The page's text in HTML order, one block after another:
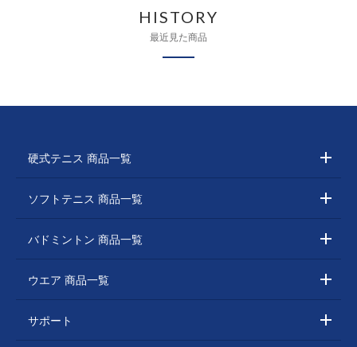
HISTORY
最近見た商品
硬式テニス 商品一覧
ソフトテニス 商品一覧
バドミントン 商品一覧
ウエア 商品一覧
サポート